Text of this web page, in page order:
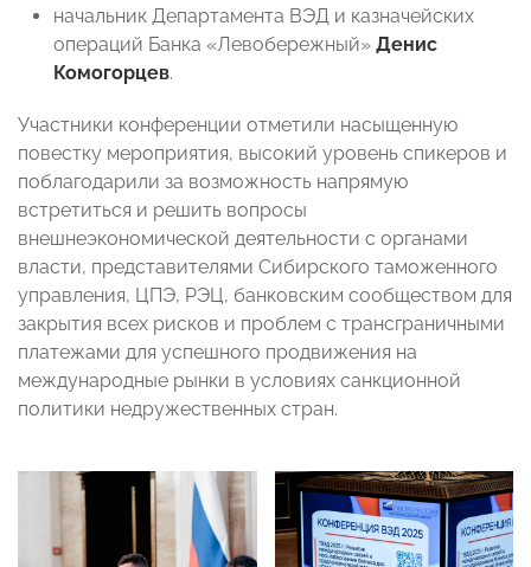
начальник Департамента ВЭД и казначейских
операций Банка «Левобережный» Денис
Комогорцев.
Участники конференции отметили насыщенную
повестку мероприятия, высокий уровень спикеров и
поблагодарили за возможность напрямую
встретиться и решить вопросы
внешнеэкономической деятельности с органами
власти, представителями Сибирского таможенного
управления, ЦПЭ, РЭЦ, банковским сообществом для
закрытия всех рисков и проблем с трансграничными
платежами для успешного продвижения на
международные рынки в условиях санкционной
политики недружественных стран.